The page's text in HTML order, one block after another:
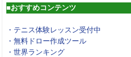
■おすすめコンテンツ
・テニス体験レッスン受付中
・無料ドロー作成ツール
・世界ランキング